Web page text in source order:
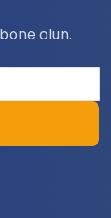
olun.